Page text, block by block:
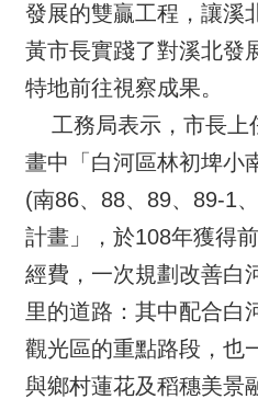
發展的雙贏工程，讓溪
黃市長實踐了對溪北發
特地前往視察成果。
工務局表示，市長上
畫中「白河區林初埤小
(南86、88、89、89-1
計畫」，於108年獲得
經費，一次規劃改善白
里的道路：其中配合白
觀光區的重點路段，也
與鄉村蓮花及稻穗美景